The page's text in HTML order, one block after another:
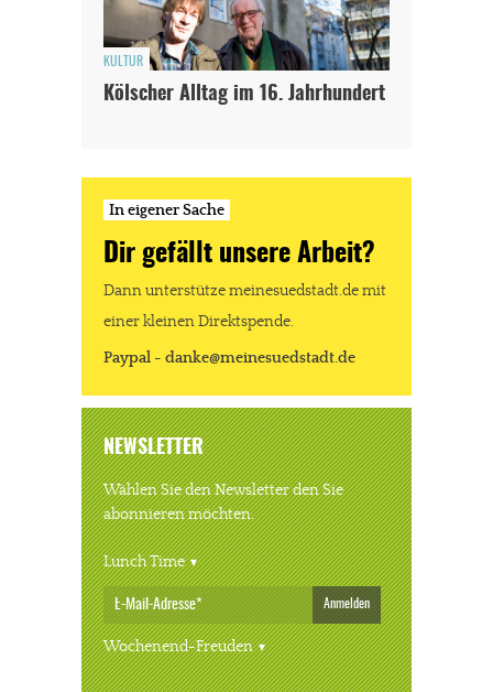
KULTUR
Kölscher Alltag im 16. Jahrhundert
In eigener Sache
Dir gefällt unsere Arbeit?
Dann unterstütze meinesuedstadt.de mit
einer kleinen Direktspende.
Paypal - danke@meinesuedstadt.de
NEWSLETTER
Wählen Sie den Newsletter den Sie
abonnieren möchten.
Lunch Time
Anmelden
Wochenend-Freuden